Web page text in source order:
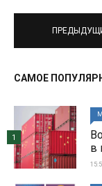
САМОЕ
в
1